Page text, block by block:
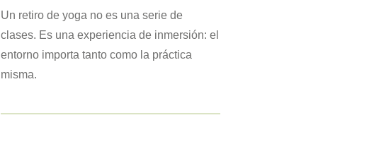
Un retiro de yoga no es una serie de
clases. Es una experiencia de inmersión: el
entorno importa tanto como la práctica
misma.